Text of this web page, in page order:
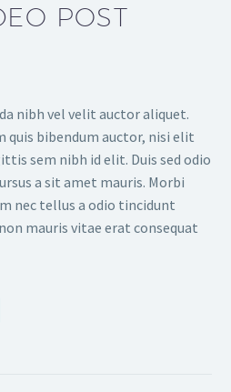
POST
nibh vel velit auctor aliquet.
quis bibendum auctor, nisi elit
sem nibh id elit. Duis sed odio
a sit amet mauris. Morbi
nec tellus a odio tincidunt
mauris vitae erat consequat